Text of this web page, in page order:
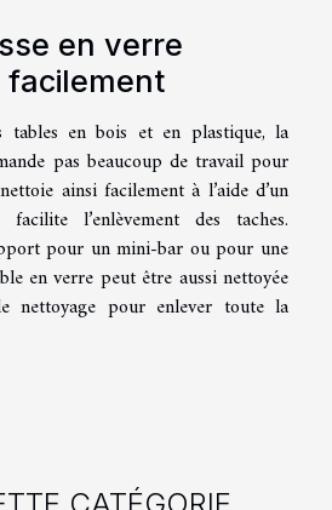
en verre
facilement
tables en bois et en plastique, la
pas beaucoup de travail pour
ainsi facilement à l’aide d’un
l’enlèvement des taches.
pour un mini-bar ou pour une
en verre peut être aussi nettoyée
nettoyage pour enlever toute la